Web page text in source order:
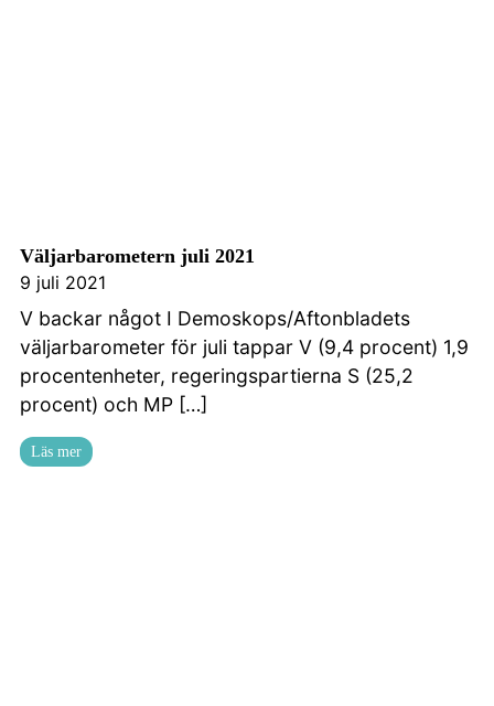
Väljarbarometern juli 2021
9 juli 2021
V backar något I Demoskops/Aftonbladets
väljarbarometer för juli tappar V (9,4 procent) 1,9
procentenheter, regeringspartierna S (25,2
procent) och MP […]
Läs mer